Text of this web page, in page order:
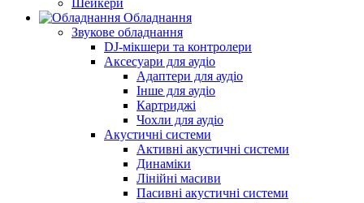
Шейкери
Обладнання
Звукове обладнання
DJ-мікшери та контролери
Аксесуари для аудіо
Адаптери для аудіо
Інше для аудіо
Картриджі
Чохли для аудіо
Акустичні системи
Активні акустичні системи
Динаміки
Лінійні масиви
Пасивні акустичні системи